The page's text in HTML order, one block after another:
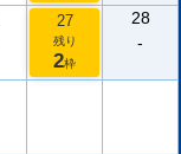
27
残り
2枠
28
-